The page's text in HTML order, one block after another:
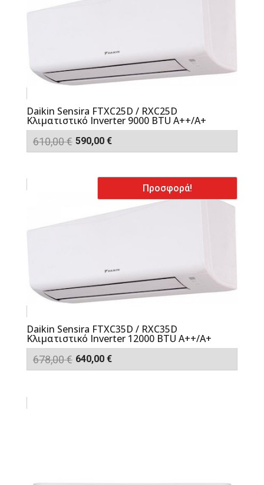
Daikin Sensira FTXC25D / RXC25D
Κλιματιστικό Inverter 9000 BTU A++/A+
610,00€ Original
price
590,00 €Η
τρέχουσα
590,00 €.
Προσφορά!
Daikin Sensira FTXC35D / RXC35D
Κλιματιστικό Inverter 12000 BTU A++/A+
678,00€ Original
640,00 €Η